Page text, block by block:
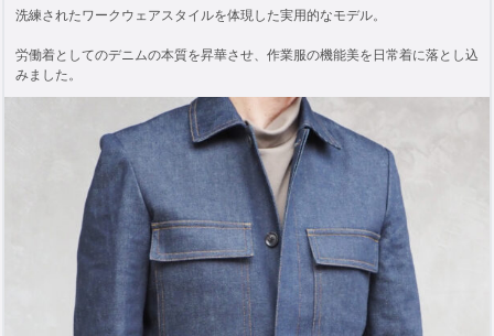
洗練されたワークウェアスタイルを体現した実用的なモデル。
労働着としてのデニムの本質を昇華させ、作業服の機能美を日常着に落とし込
みました。